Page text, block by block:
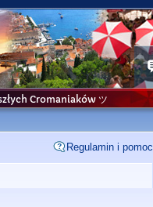
Cromaniaków ツ
Regulamin i pomoc